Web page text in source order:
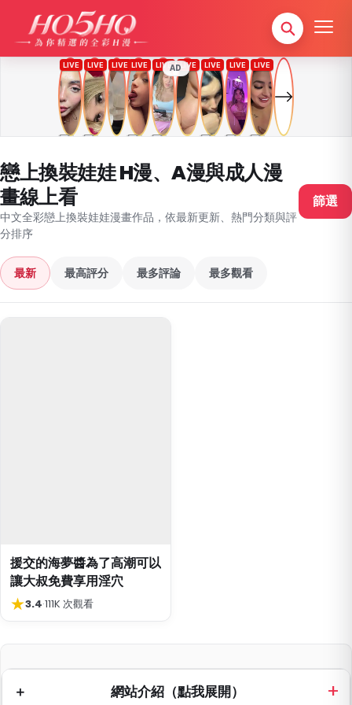
AD
戀上換裝娃娃 H漫、A漫與成人漫
畫線上看
中文全彩戀上換裝娃娃漫畫作品，依最新更新、熱門分類與評
分排序
篩選
最新 最高評分 最多評論 最多觀看
援交的海夢醬為了高潮可以
讓大叔免費享用淫穴
★3.4·111K 次觀看
網站介紹（點我展開）